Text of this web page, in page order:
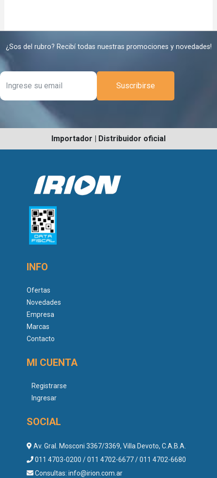
¿Sos del rubro? Recibí todas nuestras promociones y novedades!
Suscribirse
Importador | Distribuidor oficial
INFO
Ofertas
Novedades
Empresa
Marcas
Contacto
MI CUENTA
Registrarse
Ingresar
SOCIAL
Av. Gral. Mosconi 3367/3369, Villa Devoto, C.A.B.A.
011 4703-0200 / 011 4702-6677 / 011 4702-6680
Consultas: info@irion.com.ar